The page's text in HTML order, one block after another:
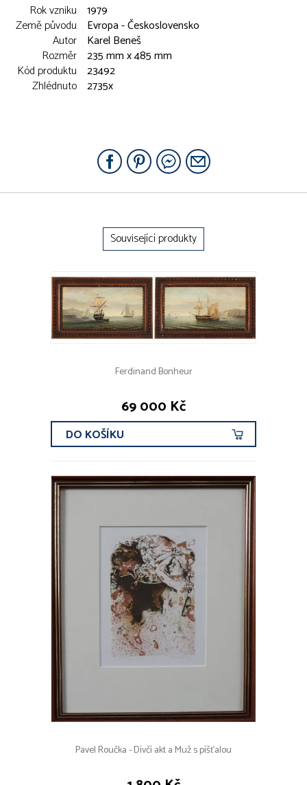
Rok vzniku 1979
Země původu
Evropa - Československo
Autor Karel Beneš
Rozměr 235 mm x 485 mm
Kód produktu 23492
Zhlédnuto 2735x
Související produkty
Ferdinand Bonheur
69 000 Kč
DO KOŠÍKU
Pavel Roučka - Dívčí akt a Muž s píšťalou